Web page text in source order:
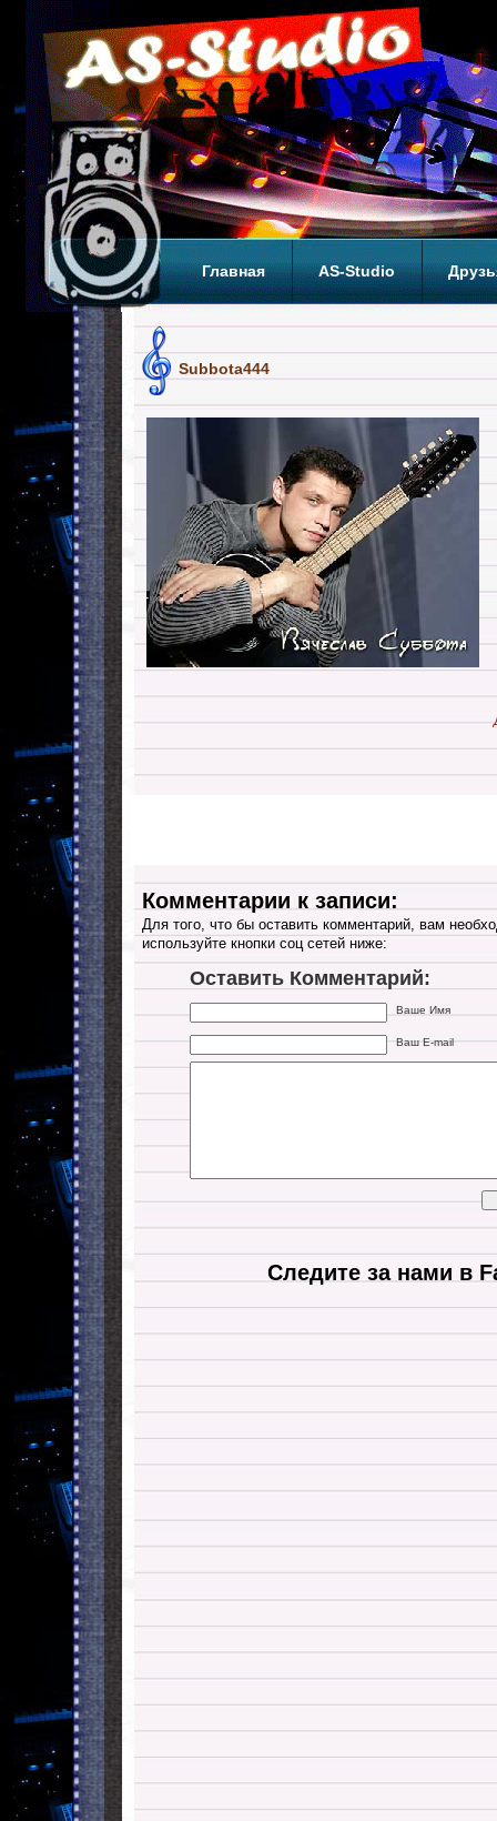
Главная AS-Studio
Subbota444
Комментарии к записи:
Для того, что бы оставить комментарий, вам
используйте кнопки соц сетей ниже:
Оставить Комментарий:
Ваше Имя
Ваш E-mail
Следите за нами в